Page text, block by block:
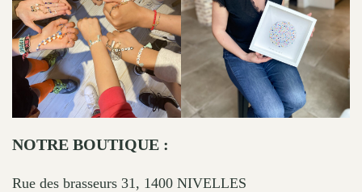
NOTRE BOUTIQUE :
Rue des brasseurs 31, 1400 NIVELLES